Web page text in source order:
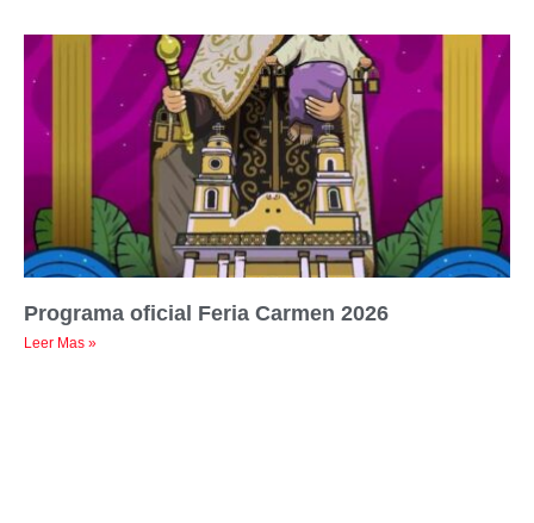
Programa oficial Feria Carmen 2026
Leer Mas »